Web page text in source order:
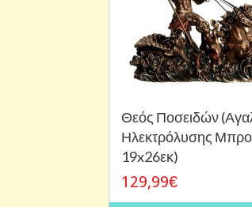
Θεός Ποσειδών
Ηλεκτρόλυσης
19x26εκ)
129,99€